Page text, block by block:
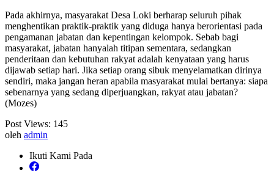
Pada akhirnya, masyarakat Desa Loki berharap seluruh pihak
menghentikan praktik-praktik yang diduga hanya berorientasi pada
pengamanan jabatan dan kepentingan kelompok. Sebab bagi
masyarakat, jabatan hanyalah titipan sementara, sedangkan
penderitaan dan kebutuhan rakyat adalah kenyataan yang harus
dijawab setiap hari. Jika setiap orang sibuk menyelamatkan dirinya
sendiri, maka jangan heran apabila masyarakat mulai bertanya: siapa
sebenarnya yang sedang diperjuangkan, rakyat atau jabatan?
(Mozes)
Post Views: 145
oleh admin
Ikuti Kami Pada